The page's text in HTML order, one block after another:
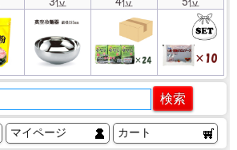
マイページ カート